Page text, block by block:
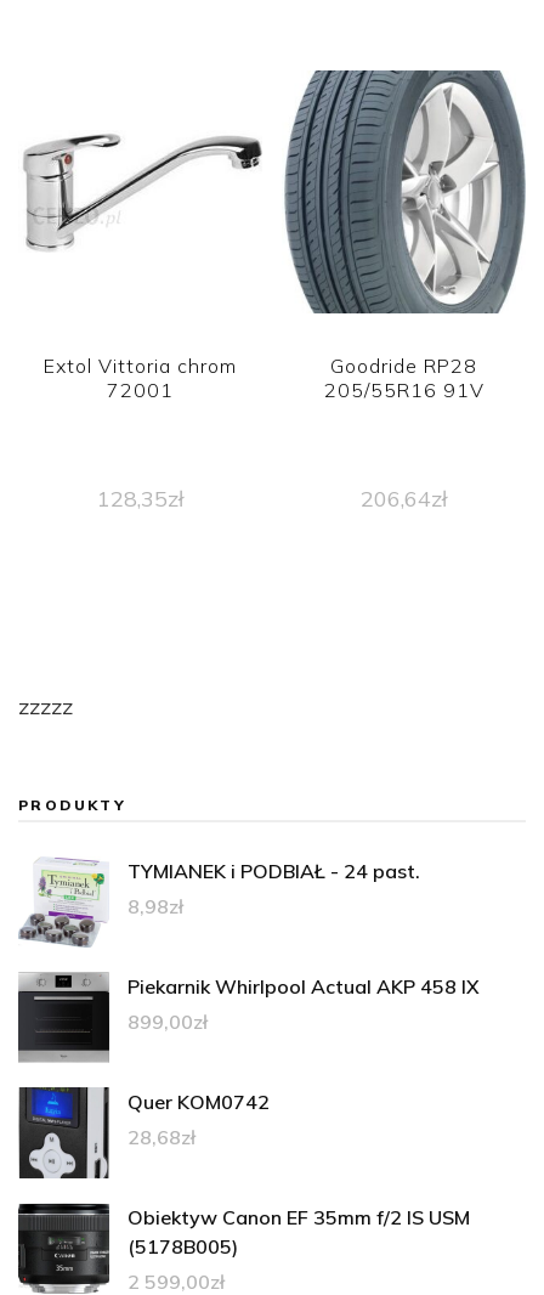
Extol Vittoria chrom
72001
128,35zł
Goodride RP28
205/55R16 91V
206,64zł
zzzzz
PRODUKTY
TYMIANEK i PODBIAŁ - 24 past.
8,98zł
Piekarnik Whirlpool Actual AKP 458 IX
899,00zł
Quer KOM0742
28,68zł
Obiektyw Canon EF 35mm f/2 IS USM
(5178B005)
2 599,00zł